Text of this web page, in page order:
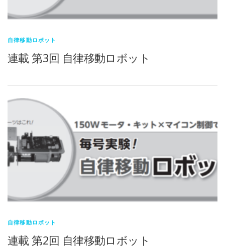
自律移動ロボット
連載 第3回 自律移動ロボット
自律移動ロボット
連載 第2回 自律移動ロボット